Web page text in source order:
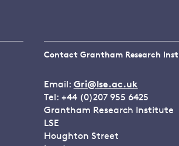
Contact Grantham Research
Email: Gri@lse.ac.uk
Tel: +44 (0)207 955 6425
Grantham Research Institute
LSE
Houghton Street